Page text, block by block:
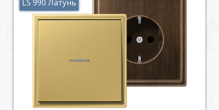
LS 990 Латунь